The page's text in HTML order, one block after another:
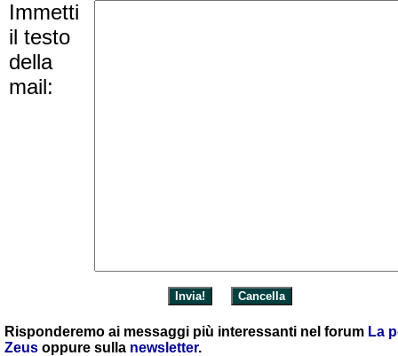
Immetti
il testo
della
mail:
Risponderemo ai messaggi più interessanti nel forum La
Zeus oppure sulla newsletter.